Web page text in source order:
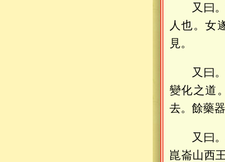
又曰
人也。女
見。
又曰
變化之道
去。餘藥
又曰
崑崙山西